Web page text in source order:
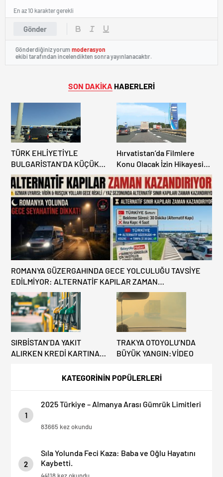
Gönder
En az 10 karakter gerekli
Gönderdiğiniz yorum moderasyon
ekibi tarafından incelendikten sonra yayınlanacaktır.
SON DAKİKA HABERLERİ
KATEGORİNİN POPÜLERLERİ
1
2025 Türkiye – Almanya Arası Gümrük Limitleri
83665 kez okundu
2
Sıla Yolunda Feci Kaza: Baba ve Oğlu Hayatını
Kaybetti.
TÜRK EHLİYETİYLE
BULGARİSTAN’DA KÜÇÜK
HATA, ARACINA 6 AY EL
KONULMASINA YOL AÇTI
Hırvatistan’da Filmlere
Konu Olacak İzin Hikayesi:
Benzinlikte Eşini Unuttu!
ROMANYA GÜZERGAHINDA GECE YOLCULUĞU TAVSİYE
EDİLMİYOR: ALTERNATİF KAPILAR ZAMAN
KAZANDIRIYOR!
SIRBİSTAN’DA YAKIT
ALIRKEN KREDİ KARTINA
TRAKYA OTOYOLU’NDA
BÜYÜK YANGIN:VİDEO